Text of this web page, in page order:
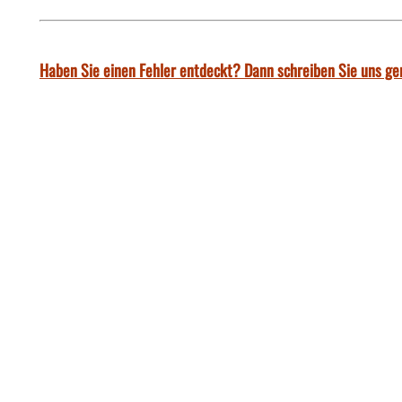
Haben Sie einen Fehler entdeckt? Dann schreiben Sie uns